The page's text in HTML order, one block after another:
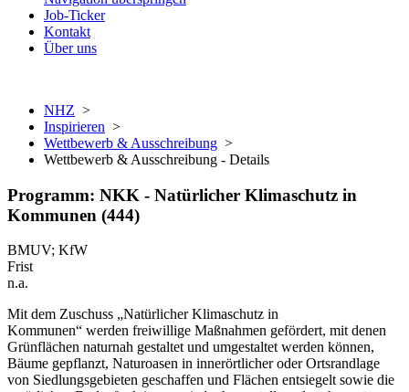
Job-Ticker
Kontakt
Über uns
NHZ >
Inspirieren >
Wettbewerb & Ausschreibung >
Wettbewerb & Ausschreibung - Details
Programm: NKK - Natürlicher Klimaschutz in
Kommunen (444)
BMUV; KfW
Frist
n.a.
Mit dem Zuschuss „Natürlicher Klimaschutz in
Kommunen“ werden freiwillige Maßnahmen ‍‌ gefördert, mit denen
Grün­flächen naturnah gestaltet und umgestaltet werden können,
Bäume gepflanzt, Natur­oasen in inner­örtlicher oderOrtsrandlage
von Siedlungs­gebieten geschaffen und Flächen entsiegelt sowie die